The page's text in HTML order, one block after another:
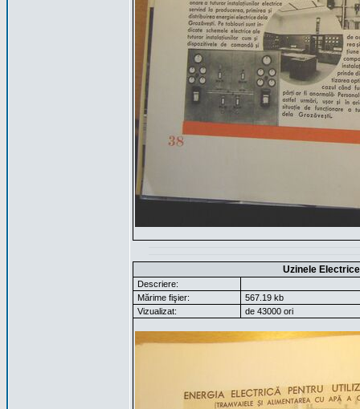
Uzinele
Descriere:
Mărime fişier:
567.19 kb
Vizualizat:
de 43000 ori